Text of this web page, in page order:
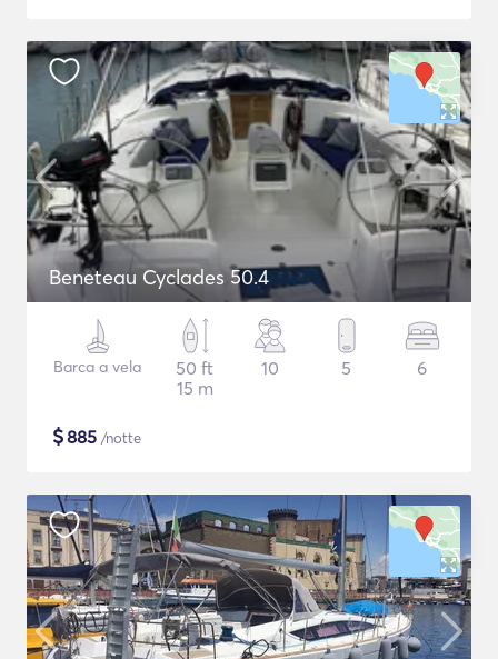
Beneteau Cyclades 50.4
Barca a vela
50 ft
15 m
10 5 6
$885 /notte